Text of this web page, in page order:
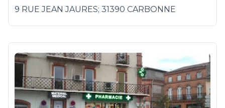
9 RUE JEAN JAURES; 31390 CARBONNE